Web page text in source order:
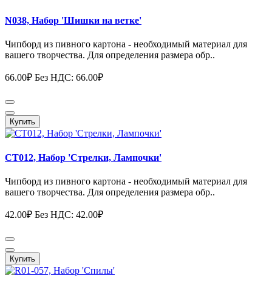
N038, Набор 'Шишки на ветке'
Чипборд из пивного картона - необходимый материал для
вашего творчества. Для определения размера обр..
66.00₽ Без НДС: 66.00₽
Купить
СТ012, Набор 'Стрелки, Лампочки'
Чипборд из пивного картона - необходимый материал для
вашего творчества. Для определения размера обр..
42.00₽ Без НДС: 42.00₽
Купить